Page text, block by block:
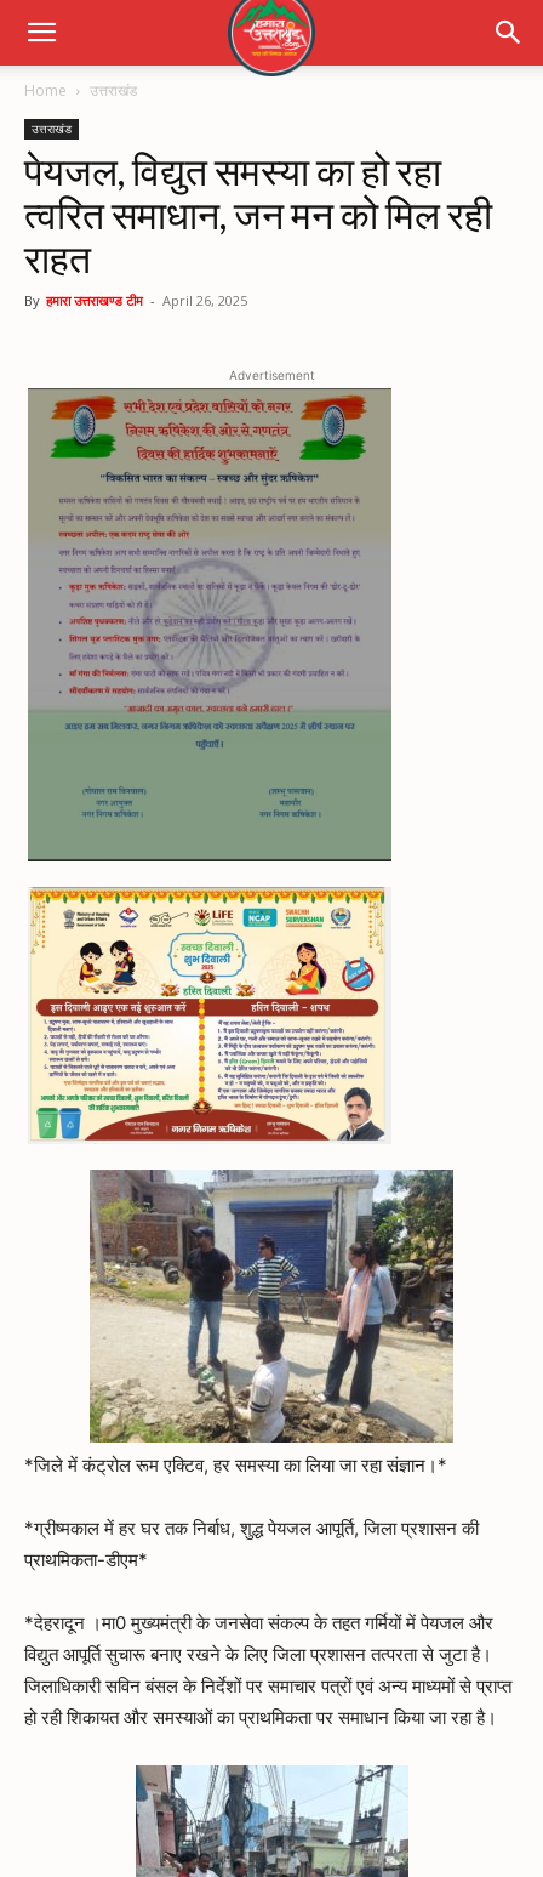
Home उत्तराखंड
उत्तराखंड
पेयजल, विद्युत समस्या का हो रहा
त्वरित समाधान, जन मन को मिल रही
राहत
By हमारा उत्तराखण्ड टीम - April 26, 2025
Advertisement
*जिले में कंट्रोल रूम एक्टिव, हर समस्या का लिया जा रहा संज्ञान।*
*ग्रीष्मकाल में हर घर तक निर्बाध, शुद्ध पेयजल आपूर्ति, जिला प्रशासन की
प्राथमिकता-डीएम*
*देहरादून ।मा0 मुख्यमंत्री के जनसेवा संकल्प के तहत गर्मियों में पेयजल और
विद्युत आपूर्ति सुचारू बनाए रखने के लिए जिला प्रशासन तत्परता से जुटा है।
जिलाधिकारी सविन बंसल के निर्देशों पर समाचार पत्रों एवं अन्य माध्यमों से प्राप्त
हो रही शिकायत और समस्याओं का प्राथमिकता पर समाधान किया जा रहा है।